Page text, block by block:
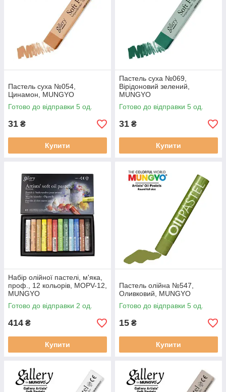
Пастель суха №054,
Цинамон, MUNGYO
Готово до відправки 5 од.
31 ₴
Купити
Пастель суха №069,
Вірідоновий зелений,
MUNGYO
Готово до відправки 5 од.
31 ₴
Купити
Набір олійної пастелі, м'яка,
проф., 12 кольорів, MOPV-12,
MUNGYO
Готово до відправки 2 од.
414 ₴
Купити
Пастель олійна №547,
Оливковий, MUNGYO
Готово до відправки 5 од.
15 ₴
Купити